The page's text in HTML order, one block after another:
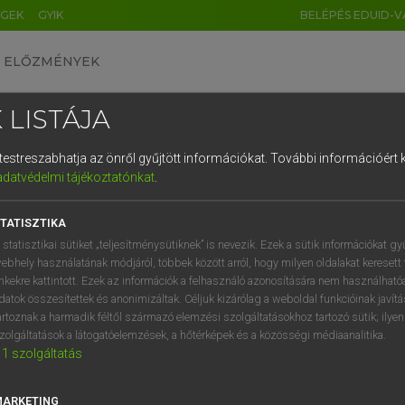
GYIK BELÉPÉS EDUID-
ELŐZMÉNYEK
egyetemes nagyszótár
VAN ELŐFIZETÉSED?
megtekintéséhez.
LISTÁJA
az önről gyűjtött információkat. További információért
tájékoztatónkat.
statisztikai sütiket „teljesítménysütiknek” is nevezik. Ezek a sütik információkat
használatának módjáról, többek között arról, hogy milyen oldalakat keresett
kattintott. Ezek az információk a felhasználó azonosítására nem
összesítettek és anonimizáltak. Céljuk kizárólag a weboldal funkcióinak
a harmadik féltől származó elemzési szolgáltatásokhoz tartozó sütik;
a látogatóelemzések, a hőtérképek és a közösségi médiaanalitika.
1 szolgáltatás
DE CN FR ES IT NL
1 2 3 4 5 6 7 8 9
q w e r t z u i
a s d f g h j k l é
í y x c v b n m , .